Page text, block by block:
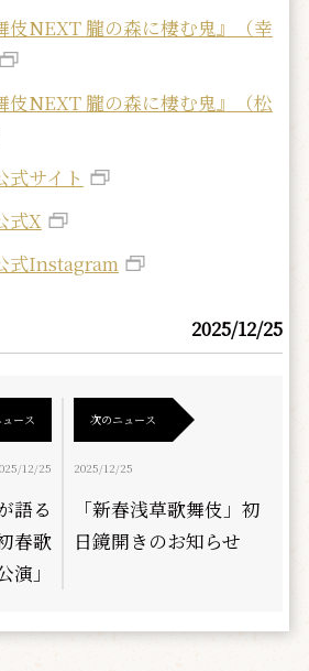
伎NEXT 朧の森に棲む鬼』（幸
伎NEXT 朧の森に棲む鬼』（松
式サイト
式X
式Instagram
2025/12/25
ース
12/25
語る
春歌
演」
次のニュース
2025/12/25
「新春浅草歌舞伎」初
日鏡開きのお知らせ